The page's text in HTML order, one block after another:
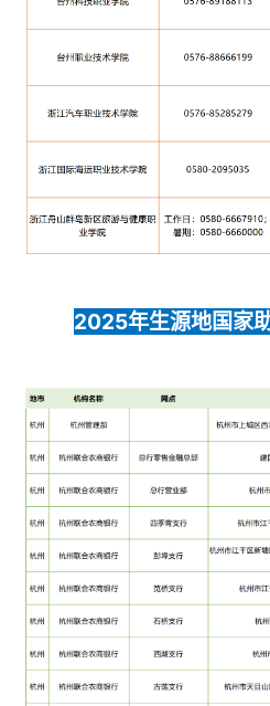
2025年生源地国家